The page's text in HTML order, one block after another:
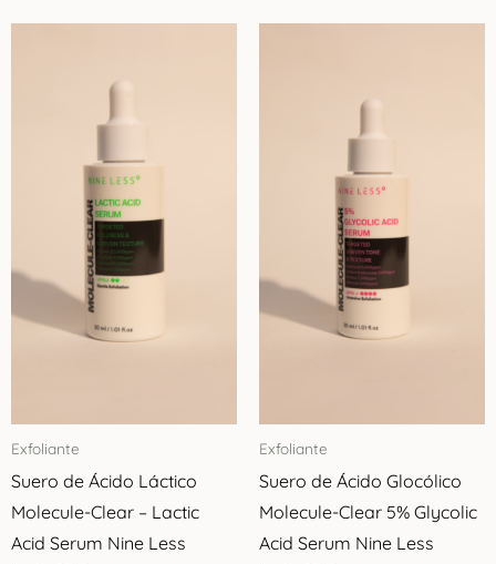
Exfoliante
Suero de Ácido Láctico
Molecule-Clear – Lactic
Acid Serum Nine Less
Exfoliante
Suero de Ácido Glocólico
Molecule-Clear 5% Glycolic
Acid Serum Nine Less